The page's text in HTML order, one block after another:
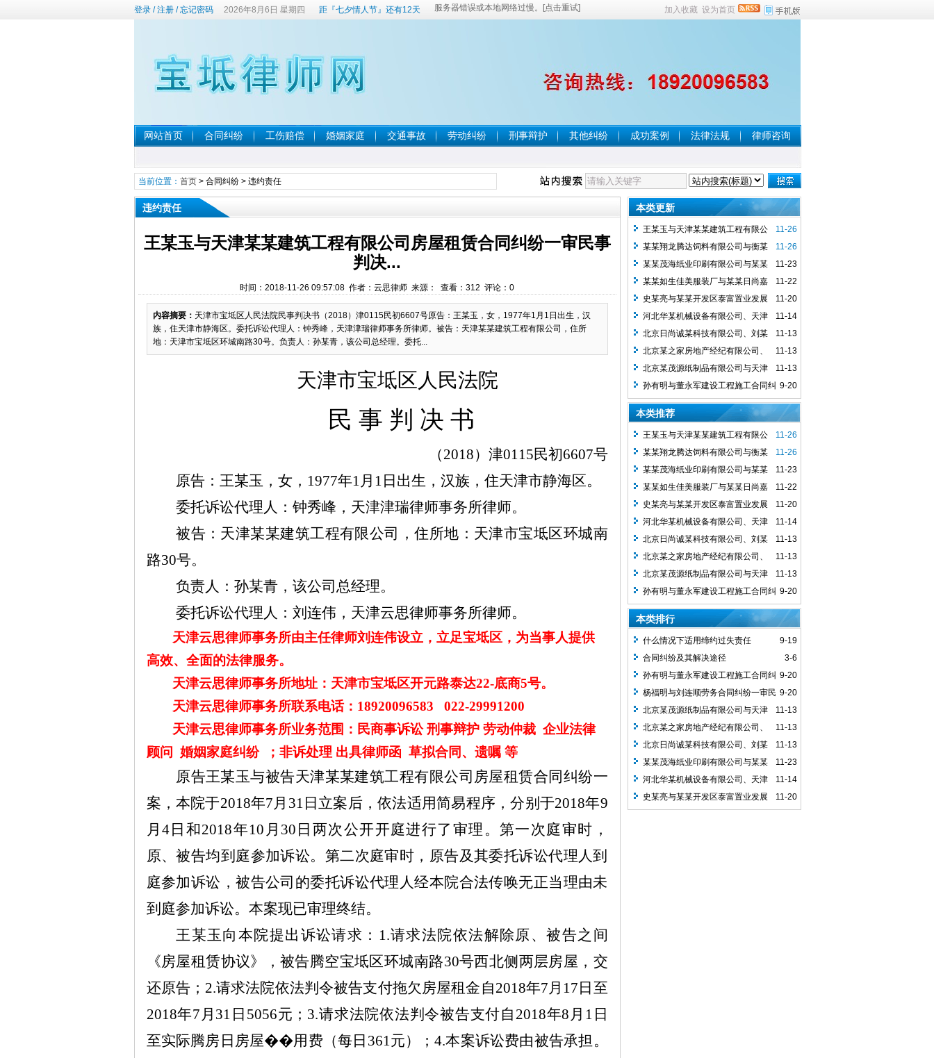
登录/注册/忘记密码 2026年8月6日 星期四 距『七夕情人节』还有12天 加入收藏 设为首页
网站首页 合同纠纷 工伤赔偿 婚姻家庭 交通事故 劳动纠纷 刑事辩护 其他纠纷 成功案例 法律法规 律师咨询
当前位置： 首页> 合同纠纷> 违约责任
违约责任
王某玉与天津某某建筑工程有限公司房屋租赁合同纠纷一审民事
判决...
时间：2018-11-26 09:57:08 作者：云思律师 来源： 查看： 312 评论： 0
内容摘要： 天津市宝坻区人民法院民事判决书（2018）津0115民初6607号原告：王某玉，女，1977年1月1日出生，汉
族，住天津市静海区。委托诉讼代理人：钟秀峰，天津津瑞律师事务所律师。被告：天津某某建筑工程有限公司，住所
地：天津市宝坻区环城南路30号。负责人：孙某青，该公司总经理。委托...
天津市宝坻区人民法院
民 事 判 决 书
（2018）津0115民初6607号
原告：王某玉，女， 1977年1月 1 日出生，汉族，住天津市静海区。
委托诉讼代理人：钟秀峰，天津津瑞律师事务所律师。
被告：天津某某建筑工程有限公司，住所地：天津市宝坻区环城南
路30号。
负责人：孙某青，该公司总经理。
委托诉讼代理人：刘连伟，天津云思律师事务所律师。
天津云思律师事务所由主任律师刘连伟设立，立足宝坻区，为当事人提供
高效、全面的法律服务。
天津云思律师事务所地址：天津市宝坻区开元路泰达22-底商5号。
天津云思律师事务所联系电话： 18920096583 022-29991200
天津云思律师事务所业务范围：民商事诉讼 刑事辩护 劳动仲裁 企业法律
顾问
婚姻家庭纠纷 ；非诉处理 出具律师函 草拟合同、遗嘱 等
原告王某玉与被告天津某某建筑工程有限公司房屋租赁合同纠纷一
案，本院于2018年7月 31 日立案后，依法适用简易程序，分别于2018年9
月 4日和2018年10 月 30 日两次公开开庭进行了审理。第一次庭审时，
原、被告均到庭参加诉讼。第二次庭审时，原告及其委托诉讼代理人到
庭参加诉讼，被告公司的委托诉讼代理人经本院合法传唤无正当理由未
到庭参加诉讼。本案现已审理终结。
王某玉向本院提出诉讼请求： 1.请求法院依法解除原、被告之间
《房屋租赁协议》，被告腾空宝坻区环城南路30号西北侧两层房屋，交
还原告； 2.请求法院依法判令被告支付拖欠房屋租金自2018年7月 17 日至
2018年7 月 31 日 5056元； 3.请求法院依法判令被告支付自 2018年8 月 1 日
至实际腾房日房屋��用费（每日 361元）；4.本案诉讼费由被告承担。
本类更新
11-26
王某玉与天津某某建筑工程有限公
司房屋租赁合同纠纷一审民事判决...
11-26
某某翔龙腾达饲料有限公司与衡某
稳买卖合同纠纷一审民事判决书
11-23
某某茂海纸业印刷有限公司与某某
华林机械设备有限公司买卖合同...
11-22
某某如生佳美服装厂与某某日尚嘉
诚科技有限公司加工合同纠纷一审...
11-20
史某亮与某某开发区泰富置业发展
有限公司、某某金之家房地产经纪..
11-14
河北华某机械设备有限公司、天津
市茂某纸业印刷有限公司买卖合同...
11-13
北京日尚诚某科技有限公司、刘某
祥加工合同纠纷二审民事判决书
11-13
北京某之家房地产经纪有限公司、
史某亮商品房销售合同纠纷二审民...
11-13
北京某茂源纸制品有限公司与天津
市某海纸业印刷有限公司买卖合纠纷一案
同
9-20
孙有明与董永军建设工程施工合同纠
纷一审民事判决书
本类推荐
11-26
王某玉与天津某某建筑工程有限公
司房屋租赁合同纠纷一审民事判决...
11-26
某某翔龙腾达饲料有限公司与衡某
稳买卖合同纠纷一审民事判决书
11-23
某某茂海纸业印刷有限公司与某某
华林机械设备有限公司买卖合同...
11-22
某某如生佳美服装厂与某某日尚嘉
诚科技有限公司加工合同纠纷一审...
11-20
史某亮与某某开发区泰富置业发展
有限公司、某某金之家房地产经纪..
11-14
河北华某机械设备有限公司、天津
市茂某纸业印刷有限公司买卖合同...
11-13
北京日尚诚某科技有限公司、刘某
祥加工合同纠纷二审民事判决书
11-13
北京某之家房地产经纪有限公司、
史某亮商品房销售合同纠纷二审民...
11-13
北京某茂源纸制品有限公司与天津
市某海纸业印刷有限公司买卖合纠纷一案
同
9-20
孙有明与董永军建设工程施工合同纠
纷一审民事判决书
本类排行
9-19
什么情况下适用缔约过失责任
3-6
合同纠纷及其解决途径
9-20
孙有明与董永军建设工程施工合同纠
纷一审民事判决书
9-20
杨福明与刘连顺劳务合同纠纷一审民
事判决书
11-13
北京某茂源纸制品有限公司与天津
市某海纸业印刷有限公司买卖合纠纷一案
同
11-13
北京某之家房地产经纪有限公司、
史某亮商品房销售合同纠纷二审民...
11-13
北京日尚诚某科技有限公司、刘某
祥加工合同纠纷二审民事判决书
11-23
某某茂海纸业印刷有限公司与某某
华林机械设备有限公司买卖合同...
11-14
河北华某机械设备有限公司、天津
市茂某纸业印刷有限公司买卖合同...
11-20
史某亮与某某开发区泰富置业发展